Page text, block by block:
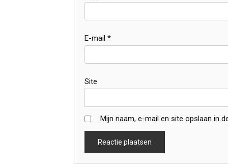
E-mail *
Site
Mijn naam, e-mail en site opslaan in